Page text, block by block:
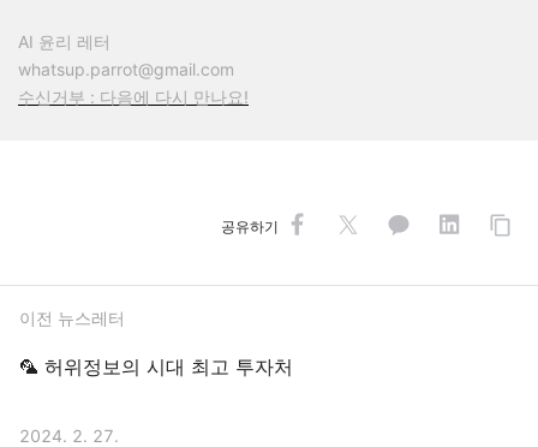
AI 윤리 레터
whatsup.parrot@gmail.com
수신거부 : 다음에 다시 만나요!
공유하기
이전 뉴스레터
🦜 허위정보의 시대 최고 투자처
2024. 2. 27.